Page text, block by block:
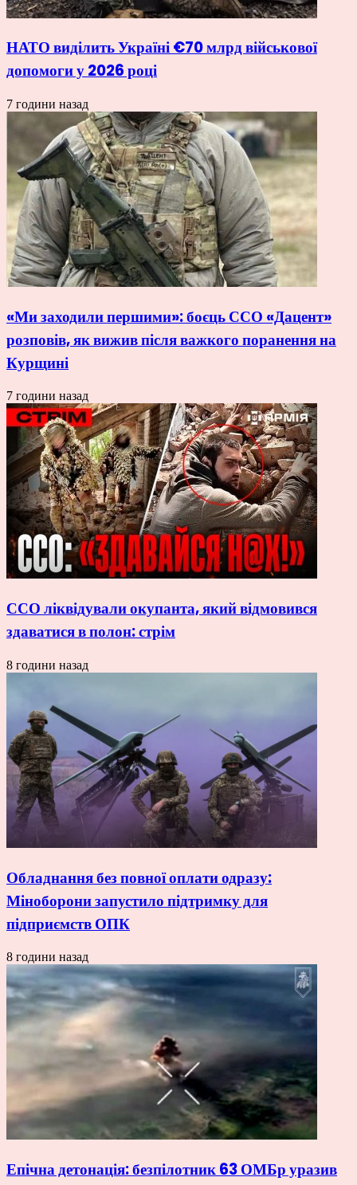
НАТО виділить Україні €70 млрд військової
допомоги у 2026 році
7 години назад
«Ми заходили першими»: боєць ССО «Дацент»
розповів, як вижив після важкого поранення на
Курщині
7 години назад
ССО ліквідували окупанта, який відмовився
здаватися в полон: стрім
8 години назад
Обладнання без повної оплати одразу:
Міноборони запустило підтримку для
підприємств ОПК
8 години назад
Епічна детонація: безпілотник 63 ОМБр уразив